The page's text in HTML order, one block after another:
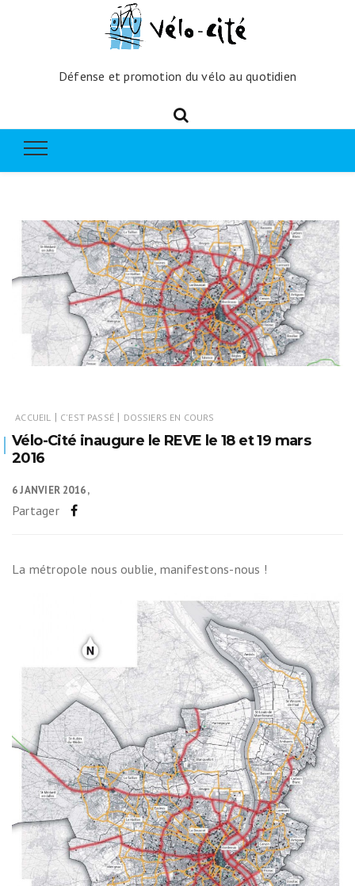
Défense et promotion du vélo au quotidien
ACCUEIL | C'EST PASSÉ | DOSSIERS EN COURS
Vélo-Cité inaugure le REVE le 18 et 19 mars
2016
6 JANVIER 2016
Partager
La métropole nous oublie, manifestons-nous !